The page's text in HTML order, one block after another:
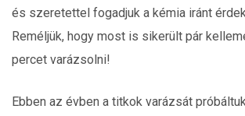
és szeretettel fogadjuk a kémia iránt
Reméljük, hogy most is sikerült pár
percet varázsolni!
Ebben az évben a titkok varázsát